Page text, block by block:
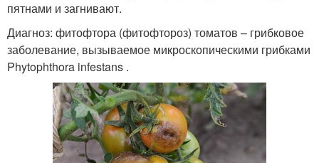
пятнами и загнивают.
Диагноз: фитофтора (фитофтороз) томатов – грибковое
заболевание, вызываемое микроскопическими грибками
Phytophthora infestans .